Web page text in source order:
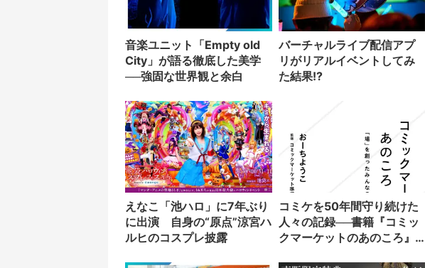
音楽ユニット「Empty old
City」が語る徹底した美学
──強固な世界観と余白
バーチャルライブ配信アプ
リがリアルイベントしてみ
た結果!?
えなこ「池ハロ」に7年ぶり
に出演 自身の“原点”涼宮ハ
ルヒのコスプレ披露
コミケを50年間守り続けた
人々の記録──書籍『コミッ
クマーケットのあのころ』